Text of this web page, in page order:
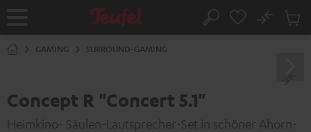
Home Search
No
Cart
GAMING SURROUND-GAMING
Concept R "Concert 5.1"
Heimkino- Säulen-Lautsprecher-Set in schöner Ahorn-